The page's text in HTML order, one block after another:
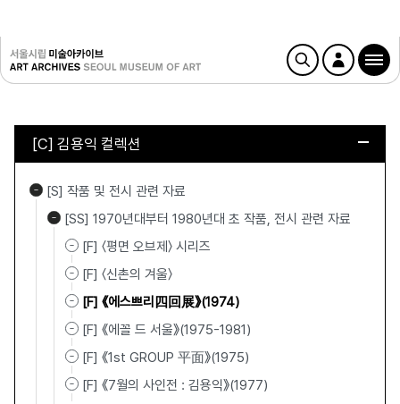
[C] 김용익 컬렉션
[S] 작품 및 전시 관련 자료
[SS] 1970년대부터 1980년대 초 작품, 전시 관련 자료
[F] 〈평면 오브제〉 시리즈
[F] 〈신촌의 겨울〉
[F] 《에스쁘리四回展》(1974)
[F] 《에꼴 드 서울》(1975-1981)
[F] 《1st GROUP 平面》(1975)
[F] 《7월의 사인전 : 김용익》(1977)